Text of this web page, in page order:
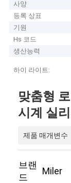
사양
등록 상표
기원
Hs 코드
생산능력
하이 라이트:
맞춤형
시계 실
제품 매개변수
브랜
드
Miler